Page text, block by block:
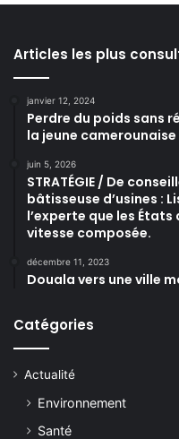
Articles les plus
janvier 12, 2024
Perdre du poids sans
la jeune
juin 5, 2026
STRATÉGIE / De
bâtisseuse d’usines :
l’experte que les
vitesse composée.
décembre 11, 2023
Douala vers une ville
Catégories
Actualité
Environnement
Santé